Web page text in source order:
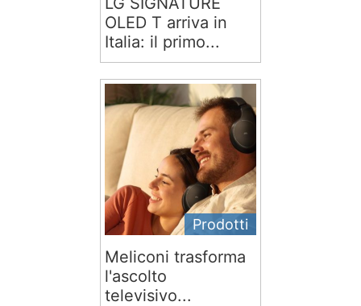
OLED T arriva in
Italia: il primo...
Prodotti
Meliconi trasforma
l'ascolto
televisivo...